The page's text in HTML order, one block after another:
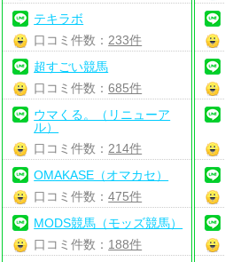
テキラボ
口コミ件数： 233件
超すごい競馬
口コミ件数：685件
ウマくる。（リニューア
ル）
口コミ件数： 214件
OMAKASE（オマカセ）
口コミ件数：475件
MODS競馬（モッズ競馬）
口コミ件数： 188件